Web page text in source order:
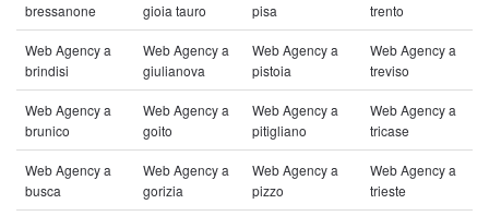
bressanone
gioia tauro
pisa
trento
Web Agency a
brindisi
Web Agency a
giulianova
Web Agency a
pistoia
Web Agency a
treviso
Web Agency a
brunico
Web Agency a
goito
Web Agency a
pitigliano
Web Agency a
tricase
Web Agency a
busca
Web Agency a
gorizia
Web Agency a
pizzo
Web Agency a
trieste